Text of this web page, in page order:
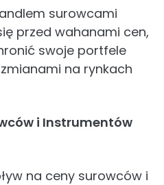
surowcami
przed wahanami cen,
swoje portfele
na rynkach
i Instrumentów
na ceny surowców i